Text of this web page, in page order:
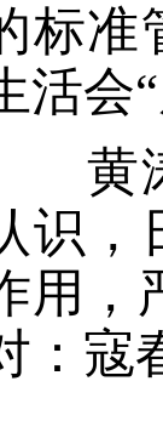
标准
活会
黄
识，
用，
：寇